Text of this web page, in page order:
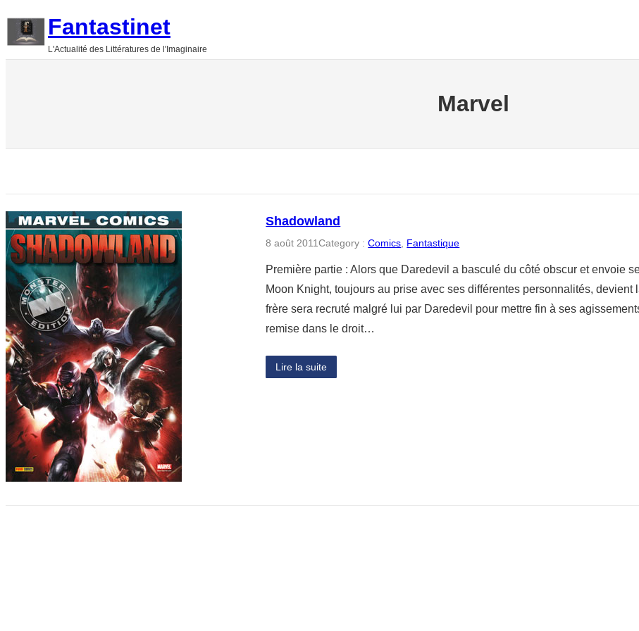
Fantastinet
L'Actualité des Littératures de l'Imaginaire
Marvel
Shadowland
8 août 2011Category :Comics Fantastique
Première partie : Alors que Daredevil a basculé du côté obscur et envoie
Moon Knight, toujours au prise avec ses différentes personnalités, devient
frère sera recruté malgré lui par Daredevil pour mettre fin à ses
remise dans le droit…
Lire la suite